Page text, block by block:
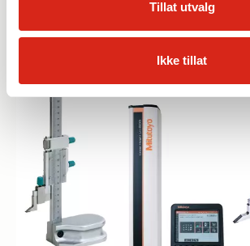
Tillat utvalg
Ikke tillat